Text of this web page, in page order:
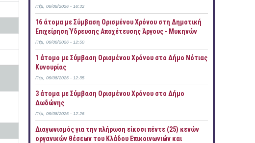
Πέμ, 06/08/2026 - 16:32
16 άτομα με Σύμβαση Ορισμένου Χρόνου στη Δημοτική
Επιχείρηση Ύδρευσης Αποχέτευσης Άργους - Μυκηνών
Πέμ, 06/08/2026 - 12:50
1 άτομο με Σύμβαση Ορισμένου Χρόνου στο Δήμο Νότιας
Κυνουρίας
Πέμ, 06/08/2026 - 12:35
3 άτομα με Σύμβαση Ορισμένου Χρόνου στο Δήμο
Δωδώνης
Πέμ, 06/08/2026 - 12:26
Διαγωνισμός για την πλήρωση είκοσι πέντε (25) κενών
οργανικών θέσεων του Κλάδου Επικοινωνιών και